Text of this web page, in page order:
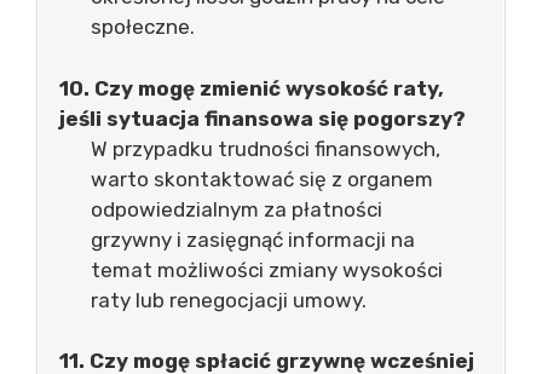
społeczne.
10. Czy mogę zmienić wysokość raty,
jeśli sytuacja finansowa się pogorszy?
W przypadku trudności finansowych,
warto skontaktować się z organem
odpowiedzialnym za płatności
grzywny i zasięgnąć informacji na
temat możliwości zmiany wysokości
raty lub renegocjacji umowy.
11. Czy mogę spłacić grzywnę wcześniej